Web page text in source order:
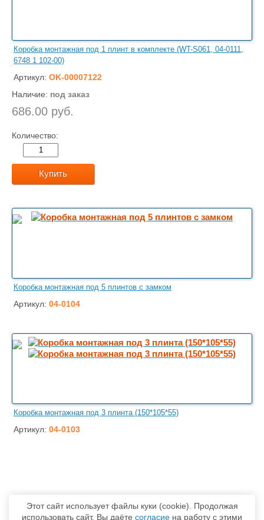
Коробка монтажная под 1 плинт в комплекте (WT-S061, 04-0111,
6748 1 102-00)
Артикул: OK-00007122
Наличие: под заказ
686.00 руб.
Количество:
Купить
Коробка монтажная под 5 плинтов с замком
Артикул: 04-0104
Коробка монтажная под 3 плинта (150*105*55)
Артикул: 04-0103
Этот сайт использует файлы куки (cookie). Продолжая
использовать сайт, Вы даёте согласие на работу с этими